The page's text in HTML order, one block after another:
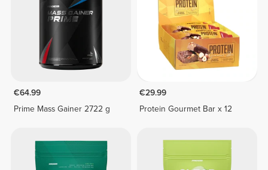
€64.99
Prime Mass Gainer 2722 g
€29.99
Protein Gourmet Bar x 12